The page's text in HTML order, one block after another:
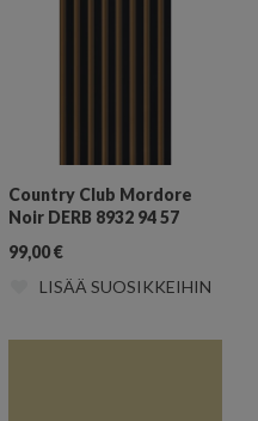
Country Club Mordore
Noir DERB 8932 94 57
99,00€
LISÄÄ SUOSIKKEIHIN